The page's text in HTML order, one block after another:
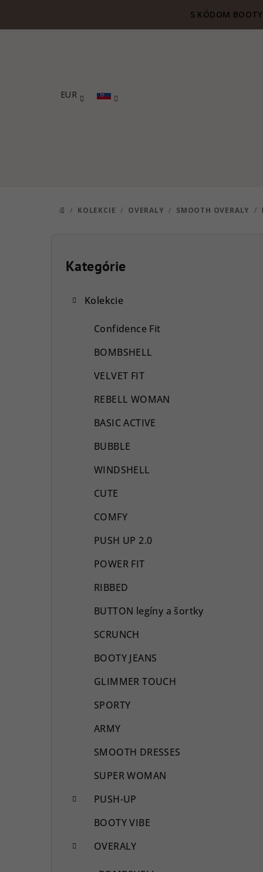
S KÓDOM
EUR
DOMOV
/ KOLEKCIE / OVERALY / SMOOTH OVERALY /
Preskočiť
kategórie
Kategórie
Kolekcie
Confidence Fit
BOMBSHELL
VELVET FIT
REBELL WOMAN
BASIC ACTIVE
BUBBLE
WINDSHELL
CUTE
COMFY
PUSH UP 2.0
POWER FIT
RIBBED
BUTTON legíny a šortky
SCRUNCH
BOOTY JEANS
GLIMMER TOUCH
SPORTY
ARMY
SMOOTH DRESSES
SUPER WOMAN
PUSH-UP
BOOTY VIBE
OVERALY